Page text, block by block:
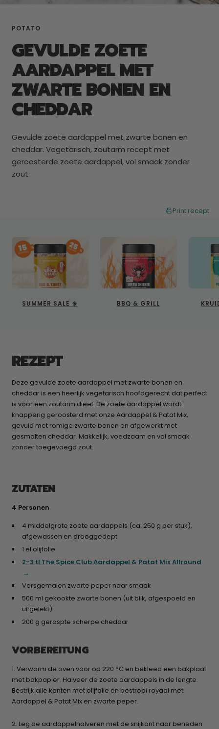
POTATO
GEVULDE ZOETE
AARDAPPEL MET
ZWARTE BONEN EN
CHEDDAR
Gevulde zoete aardappel met zwarte bonen en
cheddar. Vegetarisch, zoutarm recept met
geroosterde zoete aardappel, vol smaak zonder
zout.
Print recept
SUMMER SALE ☀️ BBQ & GRILL
REZEPT
Deze gevulde zoete aardappel met zwarte bonen en
cheddar is een heerlijk vegetarisch hoofdgerecht dat perfect
is voor een zoutarm dieet. De zoete aardappel wordt
knapperig geroosterd met onze Aardappel & Patat Mix,
gevuld met romige zwarte bonen en afgewerkt met
gesmolten cheddar. Makkelijk, voedzaam en vol smaak
zonder toegevoegd zout.
ZUTATEN
4 Personen
4 middelgrote zoete aardappels (ca. 250 g per stuk),
afgewassen en drooggedept
1 el olijfolie
2-3 tl The Spice Club Aardappel & Patat Mix Allround
Versgemalen zwarte peper naar smaak
500 ml gekookte zwarte bonen (uit blik, afgespoeld en
uitgelekt)
200 g geraspte scherpe cheddar
VORBEREITUNG
1. Verwarm de oven voor op 220 °C en bekleed een bakplaat
met bakpapier. Halveer de zoete aardappels in de lengte.
Bestrijk alle kanten met olijfolie en bestrooi royaal met
Aardappel & Patat Mix en zwarte peper.
2. Leg de aardappelhalveren met de snijkant naar beneden